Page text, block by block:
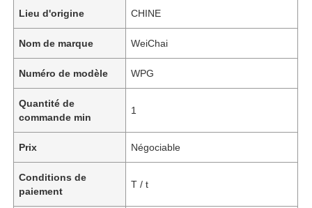
Lieu d'origine CHINE
Nom de marque WeiChai
Numéro de modèle WPG
Quantité de
commande min
1
Prix Négociable
Conditions de
paiement
T / t